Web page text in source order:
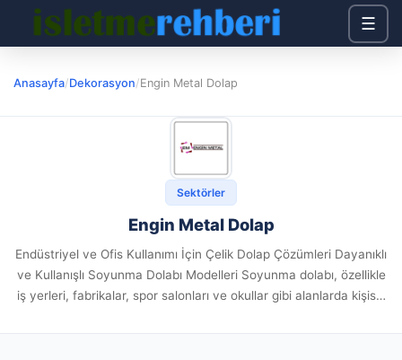
☰
Anasayfa/Dekorasyon/Engin Metal Dolap
Sektörler
Engin Metal Dolap
Endüstriyel ve Ofis Kullanımı İçin Çelik Dolap Çözümleri Dayanıklı
ve Kullanışlı Soyunma Dolabı Modelleri Soyunma dolabı, özellikle
iş yerleri, fabrikalar, spor salonları ve okullar gibi alanlarda kişisel